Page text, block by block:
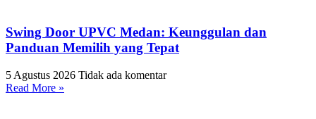
Swing Door UPVC Medan: Keunggulan dan
Panduan Memilih yang Tepat
5 Agustus 2026 Tidak ada komentar
Read More »